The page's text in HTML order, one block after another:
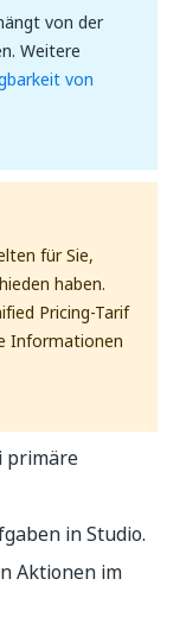
von der
Weitere
von
für Sie,
haben.
Pricing-Tarif
Informationen
primäre
in Studio.
Aktionen im